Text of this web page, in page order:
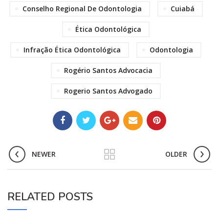
Conselho Regional De Odontologia Cuiabá
Ética Odontológica
Infração Ética Odontológica Odontologia
Rogério Santos Advocacia
Rogerio Santos Advogado
NEWER OLDER
RELATED POSTS